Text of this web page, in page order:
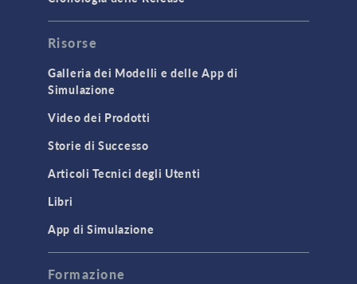
Risorse
Galleria dei Modelli e delle App di
Simulazione
Video dei Prodotti
Storie di Successo
Articoli Tecnici degli Utenti
Libri
App di Simulazione
Formazione